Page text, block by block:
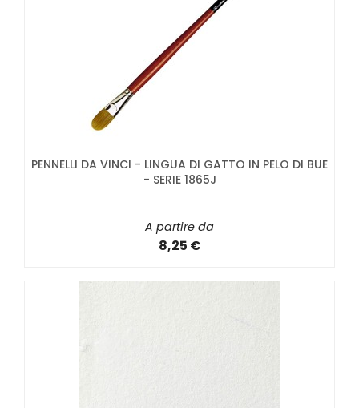
PENNELLI DA VINCI - LINGUA DI GATTO IN PELO DI BUE
- SERIE 1865J
A partire da
8,25 €